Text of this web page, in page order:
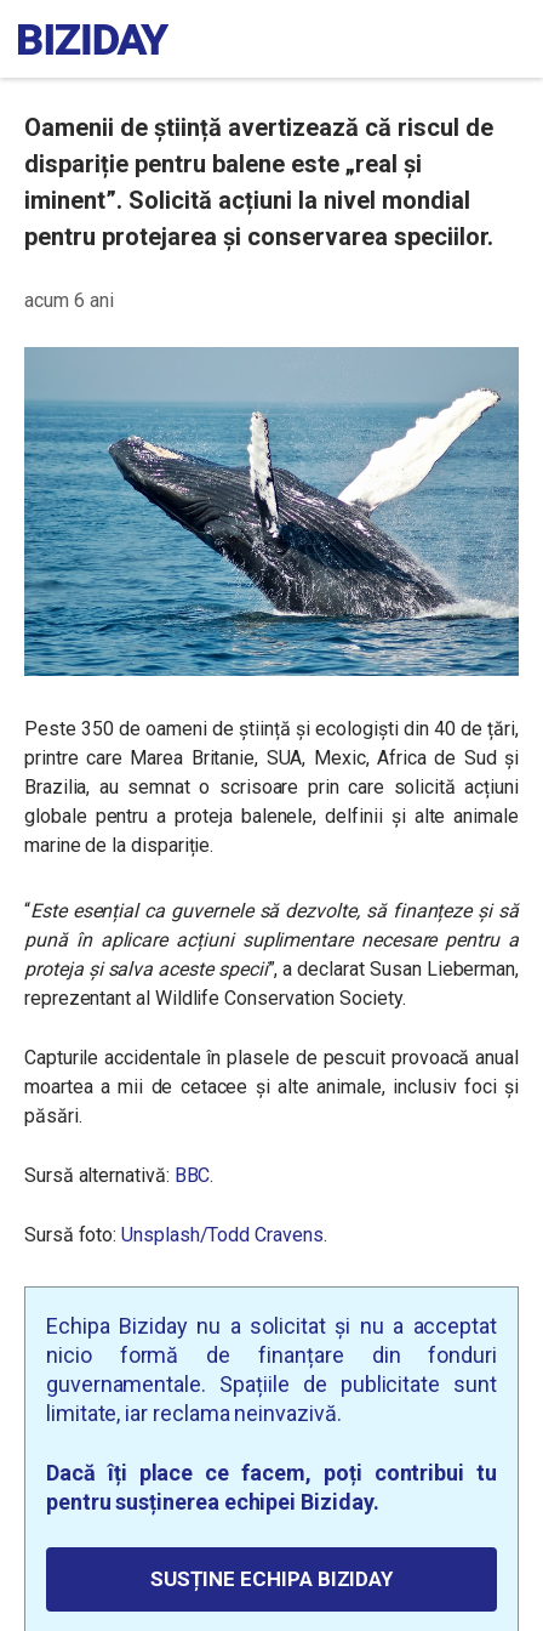
Oamenii de știință avertizează că riscul de
dispariție pentru balene este „real și
iminent”. Solicită acțiuni la nivel mondial
pentru protejarea și conservarea speciilor.
acum 6 ani
Peste 350 de oameni de știință și ecologiști din 40 de țări,
printre care Marea Britanie, SUA, Mexic, Africa de Sud și
Brazilia, au semnat o scrisoare prin care solicită acțiuni
globale pentru a proteja balenele, delfinii și alte animale
marine de la dispariție.
“Este esențial ca guvernele să dezvolte, să finanțeze și să
pună în aplicare acțiuni suplimentare necesare pentru a
proteja și salva aceste specii”, a declarat Susan Lieberman,
reprezentant al Wildlife Conservation Society.
Capturile accidentale în plasele de pescuit provoacă anual
moartea a mii de cetacee și alte animale, inclusiv foci și
păsări.
Sursă alternativă: BBC.
Sursă foto:Unsplash/Todd Cravens.
Echipa Biziday nu a solicitat și nu a acceptat
nicio formă de finanțare din fonduri
guvernamentale. Spațiile de publicitate sunt
limitate, iar reclama neinvazivă.
Dacă îți place ce facem, poți contribui tu
pentru susținerea echipei Biziday.
SUSȚINE ECHIPA BIZIDAY